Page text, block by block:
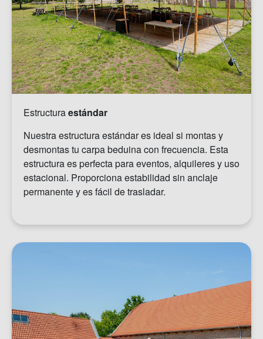
Estructuraestándar
Nuestra estructura estándar es ideal si montas y
desmontas tu carpa beduina con frecuencia. Esta
estructura es perfecta para eventos, alquileres y uso
estacional. Proporciona estabilidad sin anclaje
permanente y es fácil de trasladar.